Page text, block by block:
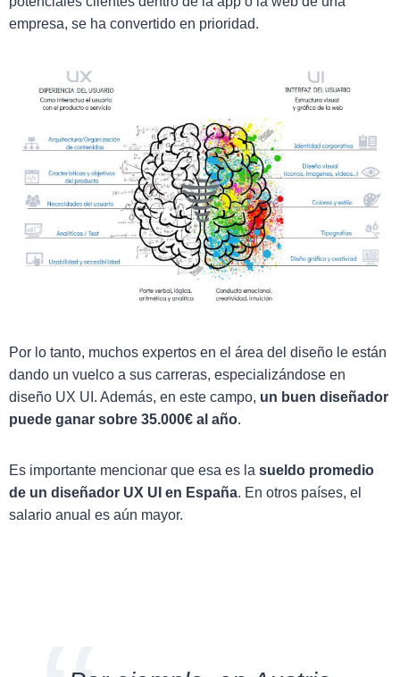
empresa, se ha convertido en prioridad.
Por lo tanto, muchos expertos en el área del diseño le están
dando un vuelco a sus carreras, especializándose en
diseño UX UI. Además, en este campo, un buen diseñador
puede ganar sobre 35.000€ al año.
Es importante mencionar que esa es la sueldo promedio
de un diseñador UX UI en España. En otros países, el
salario anual es aún mayor.